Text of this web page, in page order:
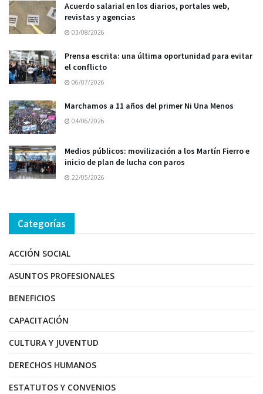
Acuerdo salarial en los diarios, portales web,
revistas y agencias
03/08/2026
Prensa escrita: una última oportunidad para evitar
el conflicto
06/07/2026
Marchamos a 11 años del primer Ni Una Menos
04/06/2026
Medios públicos: movilización a los Martín Fierro e
inicio de plan de lucha con paros
22/05/2026
Categorías
ACCIÓN SOCIAL
ASUNTOS PROFESIONALES
BENEFICIOS
CAPACITACIÓN
CULTURA Y JUVENTUD
DERECHOS HUMANOS
ESTATUTOS Y CONVENIOS